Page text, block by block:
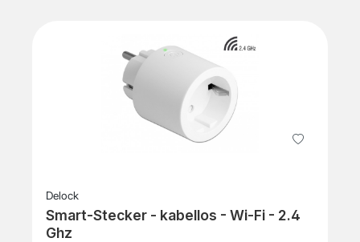
Delock
Smart-Stecker - kabellos - Wi-Fi - 2.4
Ghz